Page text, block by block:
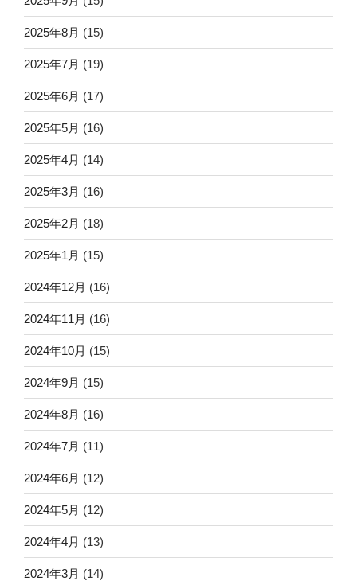
2025年8月 (15)
2025年7月 (19)
2025年6月 (17)
2025年5月 (16)
2025年4月 (14)
2025年3月 (16)
2025年2月 (18)
2025年1月 (15)
2024年12月 (16)
2024年11月 (16)
2024年10月 (15)
2024年9月 (15)
2024年8月 (16)
2024年7月 (11)
2024年6月 (12)
2024年5月 (12)
2024年4月 (13)
2024年3月 (14)